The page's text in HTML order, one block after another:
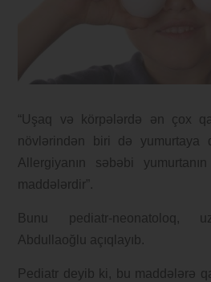
“Uşaq və körpələrdə ən çox
növlərindən biri də yumurtaya
Allergiyanın səbəbi
maddələrdir”.
Bunu pediatr-neonatoloq,
Abdullaoğlu açıqlayıb.
Pediatr deyib ki, bu maddələrə